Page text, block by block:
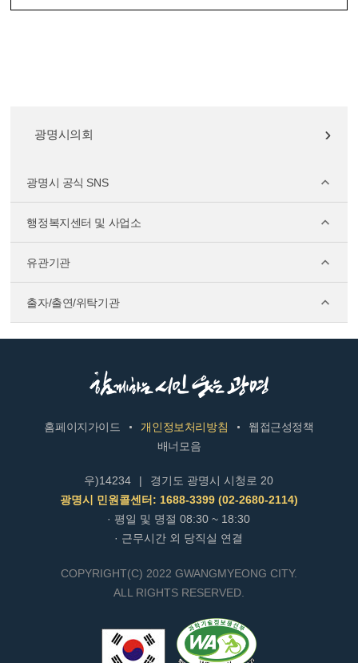
광명시의회
광명시 공식 SNS
행정복지센터 및 사업소
유관기관
출자/출연/위탁기관
홈페이지가이드 개인정보처리방침
웹접근성정책
배너모음
우)14234 |
경기도 광명시 시청로 20
광명시 민원콜센터: 1688-3399 (02-2680-2114)
· 평일 및 명절 08:30 ~ 18:30
· 근무시간 외 당직실 연결
COPYRIGHT(C) 2022 GWANGMYEONG CITY.
ALL RIGHTS RESERVED.